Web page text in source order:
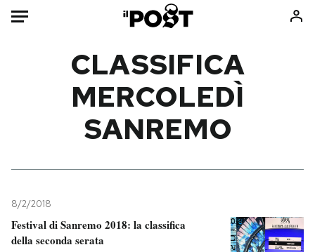
Internet
Scienza
Cultura
Moda
Libri
CLASSIFICA
MERCOLEDÌ
SANREMO
8/2/2018
Festival di Sanremo 2018: la classifica
della seconda serata